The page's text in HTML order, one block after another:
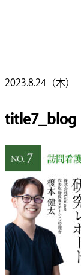
2023.8.24（木）
title7_blog